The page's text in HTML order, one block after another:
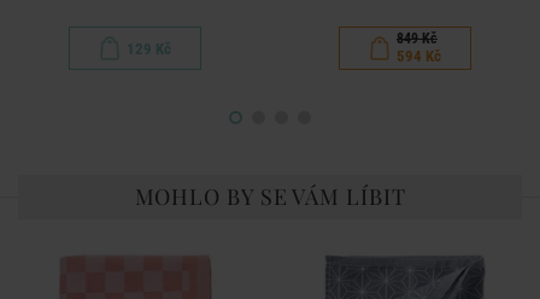
129 Kč
849 Kč
594 Kč
MOHLO BY SE VÁM LÍBIT